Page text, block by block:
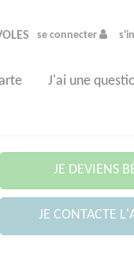
se connecter
J'ai une
JE DEVIENS
JE CONTACTE